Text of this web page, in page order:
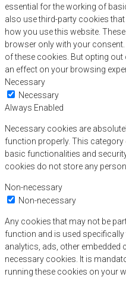
essential for the working of
also use third-party cookies
how you use this website.
browser only with your
of these cookies. But opting
an effect on your browsing
Necessary
Necessary
Always Enabled
Necessary cookies are
function properly. This
basic functionalities and
cookies do not store any
Non-necessary
Non-necessary
Any cookies that may not be
function and is used
analytics, ads, other embedded
necessary cookies. It is
running these cookies on your